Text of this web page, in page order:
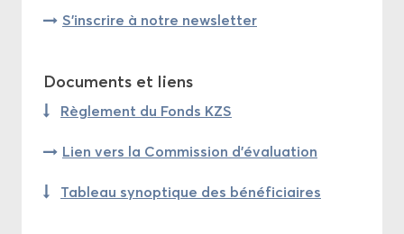
S’ins­crire à notre news­let­ter
Do­cu­ments et liens
Rè­gle­ment du Fonds KZS
Lien vers la Com­mis­sion d'éva­lua­tion
Ta­bleau sy­nop­tique des bé­né­fi­ciaires